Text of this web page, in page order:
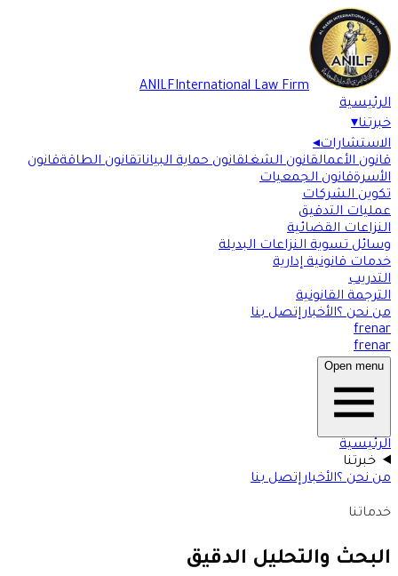
ANILFInternational Law Firm
الرئيسية
خبرتنا▾
الاستشارات◂
قانون الأعمالقانون الشغلقانون حماية البياناتقانون الطاقةقانون
الأسرةقانون الجمعيات
تكوين الشركات
عمليات التدقيق
النزاعات القضائية
وسائل تسوية النزاعات البديلة
خدمات قانونية إدارية
التدريب
الترجمة القانونية
من نحن ؟الأخبارإتصل بنا
frenar
frenar
Open menu
الرئيسية
خبرتنا
من نحن ؟الأخبارإتصل بنا
خدماتنا
البحث والتحليل الدقيق